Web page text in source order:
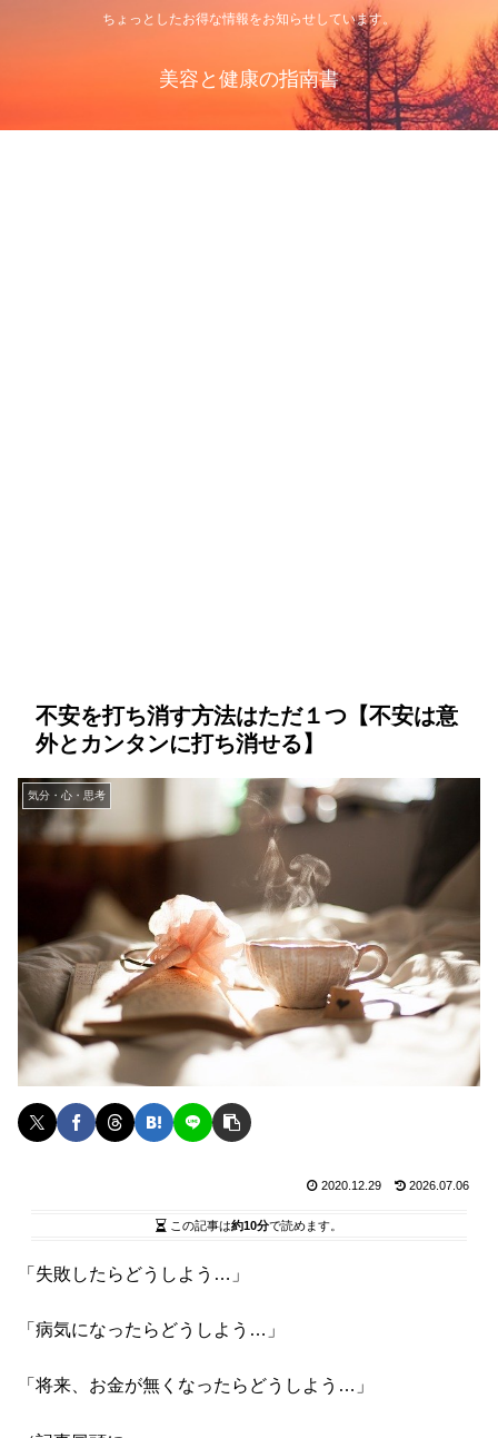
ちょっとしたお得な情報をお知らせしています。
美容と健康の指南書
不安を打ち消す方法はただ１つ【不安は意
外とカンタンに打ち消せる】
気分・心・思考
2020.12.29 2026.07.06
この記事は約10分で読めます。
「失敗したらどうしよう…」
「病気になったらどうしよう…」
「将来、お金が無くなったらどうしよう…」